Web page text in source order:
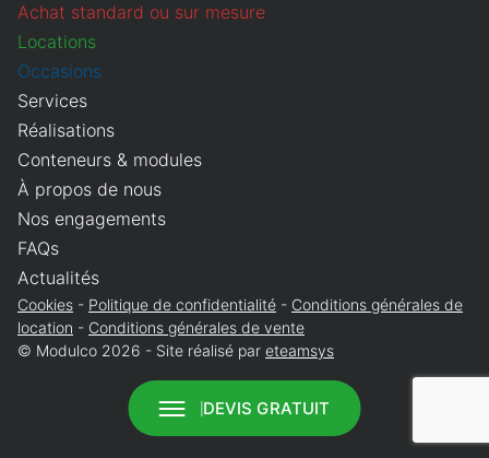
DEVIS GRATUIT
Vente Location
Annuler
Achat standard ou sur mesure
Locations
Occasions
Services
Réalisations
Conteneurs & modules
À propos de nous
Nos engagements
FAQs
Actualités
© Modulco 2026 - Site réalisé par eteamsys
Cookies Politique de confidentialité
Conditions générales de
location
Conditions générales de vente